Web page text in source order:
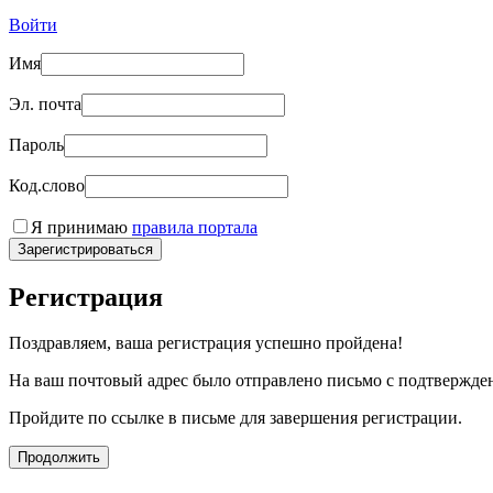
Войти
Имя
Эл. почта
Пароль
Код.слово
Я принимаю правила портала
Зарегистрироваться
Регистрация
Поздравляем, ваша регистрация успешно пройдена!
На ваш почтовый адрес было отправлено письмо с
Пройдите по ссылке в письме для завершения регистрации.
Продолжить